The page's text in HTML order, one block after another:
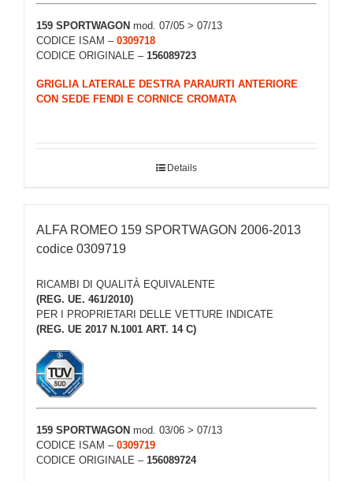
159 SPORTWAGON mod. 07/05 > 07/13
CODICE ISAM – 0309718
CODICE ORIGINALE – 156089723
GRIGLIA LATERALE DESTRA PARAURTI ANTERIORE
CON SEDE FENDI E CORNICE CROMATA
Details
ALFA ROMEO 159 SPORTWAGON 2006-2013
codice 0309719
RICAMBI DI QUALITÀ EQUIVALENTE
(REG. UE. 461/2010)
PER I PROPRIETARI DELLE VETTURE INDICATE
(REG. UE 2017 N.1001 ART. 14 C)
159 SPORTWAGON mod. 03/06 > 07/13
CODICE ISAM – 0309719
CODICE ORIGINALE – 156089724